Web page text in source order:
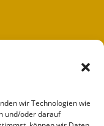
wir Technologien wie
und/oder darauf
wir keine
den Inhalt der